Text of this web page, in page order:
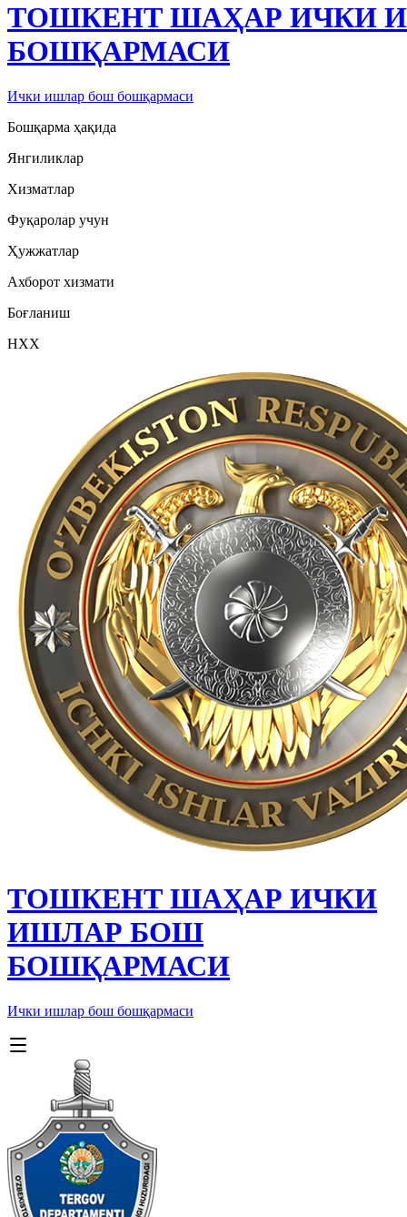
ТОШКЕНТ ШАҲАР ИЧКИ
БОШҚАРМАСИ
Ички ишлар бош бошқармаси
Бошқарма ҳақида
Янгиликлар
Хизматлар
Фуқаролар учун
Ҳужжатлар
Ахборот хизмати
Боғланиш
НХХ
ТОШКЕНТ ШАҲАР ИЧКИ
ИШЛАР БОШ
БОШҚАРМАСИ
Ички ишлар бош бошқармаси